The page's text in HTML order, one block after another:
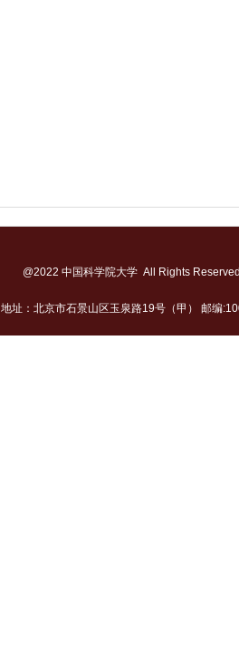
@2022 中国科学院大学 All Rights
地址：北京市石景山区玉泉路19号（甲） 邮编